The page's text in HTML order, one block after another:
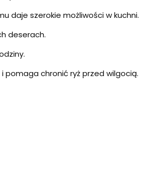
daje szerokie możliwości w kuchni.
deserach.
pomaga chronić ryż przed wilgocią.